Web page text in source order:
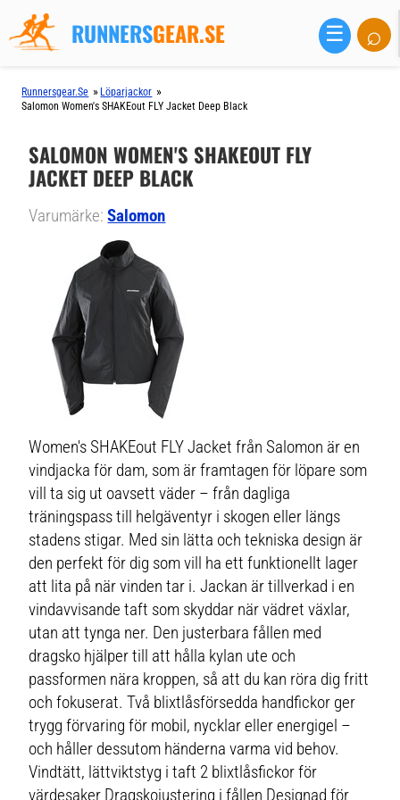
RUNNERSGEAR.SE ☰ ⌕
Runnersgear.se » Löparjackor »
Salomon Women's SHAKEout FLY Jacket Deep Black
SALOMON WOMEN'S SHAKEOUT FLY
JACKET DEEP BLACK
Varumärke:Salomon
Women's SHAKEout FLY Jacket från Salomon är en
vindjacka för dam, som är framtagen för löpare som
vill ta sig ut oavsett väder – från dagliga
träningspass till helgäventyr i skogen eller längs
stadens stigar. Med sin lätta och tekniska design är
den perfekt för dig som vill ha ett funktionellt lager
att lita på när vinden tar i. Jackan är tillverkad i en
vindavvisande taft som skyddar när vädret växlar,
utan att tynga ner. Den justerbara fållen med
dragsko hjälper till att hålla kylan ute och
passformen nära kroppen, så att du kan röra dig fritt
och fokuserat. Två blixtlåsförsedda handfickor ger
trygg förvaring för mobil, nycklar eller energigel –
och håller dessutom händerna varma vid behov.
Vindtätt, lättviktstyg i taft 2 blixtlåsfickor för
värdesaker Dragskojustering i fållen Designad för